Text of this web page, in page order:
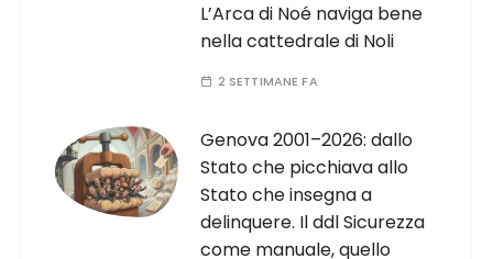
L’Arca di Noé naviga bene
nella cattedrale di Noli
2 SETTIMANE FA
Genova 2001–2026: dallo
Stato che picchiava allo
Stato che insegna a
delinquere. Il ddl Sicurezza
come manuale, quello